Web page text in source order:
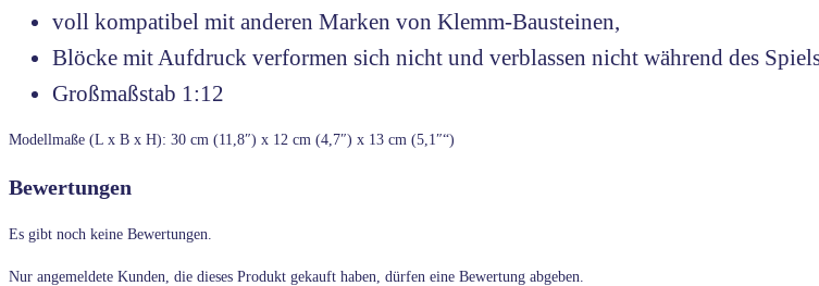
voll kompatibel mit anderen Marken von Klemm-Bausteinen,
Blöcke mit Aufdruck verformen sich nicht und verblassen nicht während des
Großmaßstab 1:12
Modellmaße (L x B x H): 30 cm (11,8″) x 12 cm (4,7″) x 13 cm (5,1″“)
Bewertungen
Es gibt noch keine Bewertungen.
Nur angemeldete Kunden, die dieses Produkt gekauft haben, dürfen eine Bewertung abgeben.